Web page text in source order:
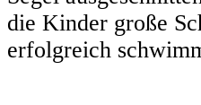
die Kinder große
erfolgreich